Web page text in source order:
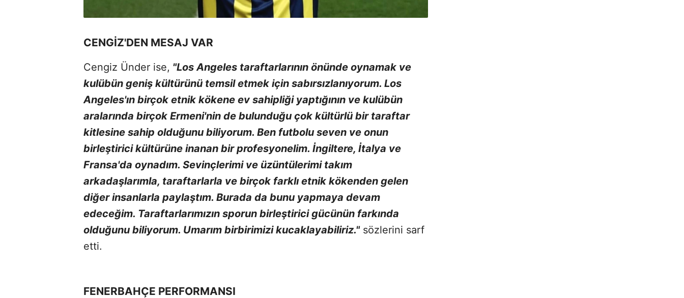
CENGİZ'DEN MESAJ VAR
Cengiz Ünder ise, "Los Angeles taraftarlarının önünde oynamak ve
kulübün geniş kültürünü temsil etmek için sabırsızlanıyorum. Los
Angeles'ın birçok etnik kökene ev sahipliği yaptığının ve kulübün
aralarında birçok Ermeni'nin de bulunduğu çok kültürlü bir taraftar
kitlesine sahip olduğunu biliyorum. Ben futbolu seven ve onun
birleştirici kültürüne inanan bir profesyonelim. İngiltere, İtalya ve
Fransa'da oynadım. Sevinçlerimi ve üzüntülerimi takım
arkadaşlarımla, taraftarlarla ve birçok farklı etnik kökenden gelen
diğer insanlarla paylaştım. Burada da bunu yapmaya devam
edeceğim. Taraftarlarımızın sporun birleştirici gücünün farkında
olduğunu biliyorum. Umarım birbirimizi kucaklayabiliriz."sözlerini sarf
etti.
FENERBAHÇE PERFORMANSI